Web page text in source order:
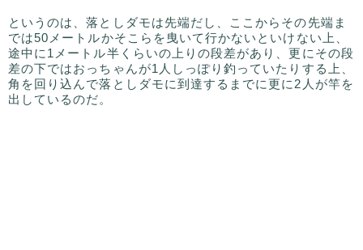
というのは、落としダモは先端だし、ここからその先端ま
では50メートルかそこらを曳いて行かないといけない上、
途中に1メートル半くらいの上りの段差があり、更にその段
差の下ではおっちゃんが1人しっぽり釣っていたりする上、
角を回り込んで落としダモに到達するまでに更に2人が竿を
出しているのだ。